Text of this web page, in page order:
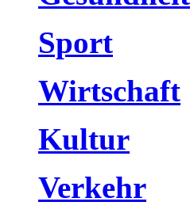
Sport
Wirtschaft
Kultur
Verkehr